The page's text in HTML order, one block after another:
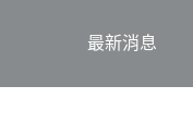
最新消息